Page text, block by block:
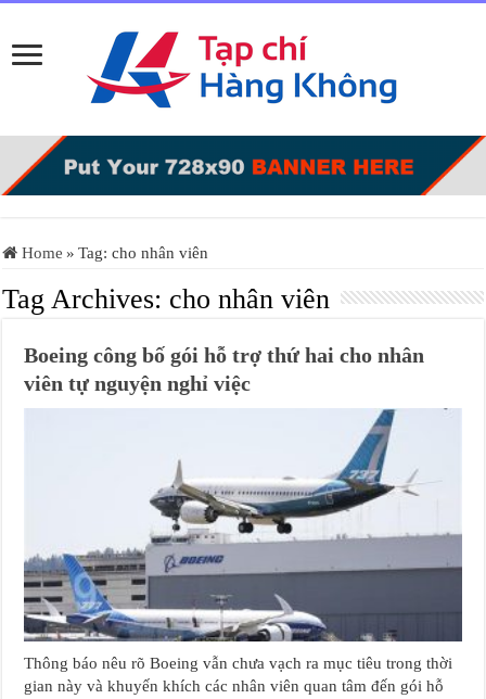
Home » Tag:cho nhân viên
Tag Archives: cho nhân viên
Boeing công bố gói hỗ trợ thứ hai cho nhân
viên tự nguyện nghỉ việc
Thông báo nêu rõ Boeing vẫn chưa vạch ra mục tiêu trong thời
gian này và khuyến khích các nhân viên quan tâm đến gói hỗ